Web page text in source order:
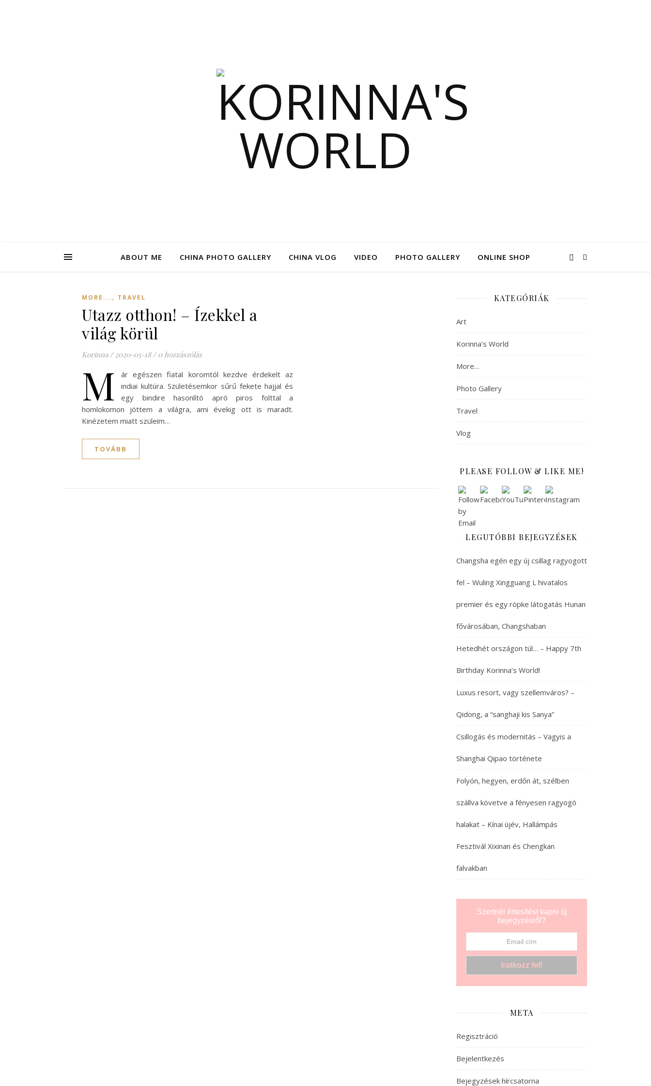
ABOUT ME CHINA PHOTO GALLERY CHINA VLOG VIDEO PHOTO GALLERY ONLINE SHOP
MORE... , TRAVEL
Utazz otthon! – Ízekkel a
világ körül
Korinna / 2020-05-18 / 0 hozzászólás
M
ár egészen fiatal koromtól kezdve érdekelt az
indiai kultúra. Születésemkor sűrű fekete hajjal és
egy bindire hasonlító apró piros folttal a
homlokomon jöttem a világra, ami évekig ott is maradt.
Kinézetem miatt szüleim…
TOVÁBB
KATEGÓRIÁK
Art
Korinna's World
More…
Photo Gallery
Travel
Vlog
PLEASE FOLLOW & LIKE ME!
LEGUTÓBBI BEJEGYZÉSEK
Changsha egén egy új csillag ragyogott
fel – Wuling Xingguang L hivatalos
premier és egy röpke látogatás Hunan
fővárosában, Changshaban
Hetedhét országon túl… – Happy 7th
Birthday Korinna’s World!
Luxus resort, vagy szellemváros? –
Qidong, a “sanghaji kis Sanya”
Csillogás és modernitás – Vagyis a
Shanghai Qipao története
Folyón, hegyen, erdőn át, szélben
szállva követve a fényesen ragyogó
halakat – Kínai újév, Hallámpás
Fesztivál Xixinan és Chengkan
falvakban
Szertnél értesítést kapni új
bejegyzésről?
META
Regisztráció
Bejelentkezés
Bejegyzések hírcsatorna